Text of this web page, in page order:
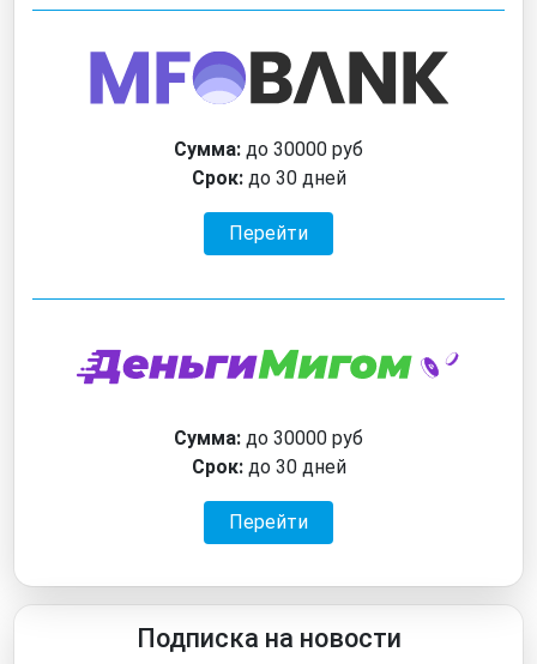
Сумма: до 30000 руб
Срок:до 30 дней
Перейти
Сумма: до 30000 руб
Срок:до 30 дней
Перейти
Подписка на новости